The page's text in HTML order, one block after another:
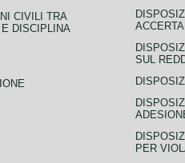
CIVILI TRA
DISCIPLINA
SUL
PER